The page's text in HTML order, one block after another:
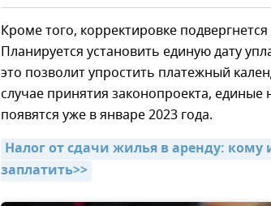
Кроме того, корректировке
Планируется установить единую дату
это позволит упростить платежный
случае принятия законопроекта, единые
появятся уже в январе 2023 года.
Налог от сдачи жилья в аренду: кому
заплатить>>